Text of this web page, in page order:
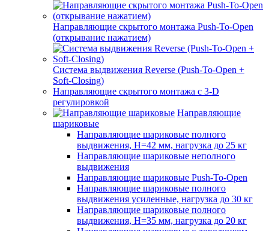
Направляющие скрытого монтажа Push-To-Open
(открывание нажатием)
Система выдвижения Reverse (Push-To-Open +
Soft-Closing)
Направляющие скрытого монтажа с 3-D
регулировкой
Направляющие
шариковые
Направляющие шариковые полного
выдвижения, H=42 мм, нагрузка до 25 кг
Направляющие шариковые неполного
выдвижения
Направляющие шариковые Push-To-Open
Направляющие шариковые полного
выдвижения усиленные, нагрузка до 30 кг
Направляющие шариковые полного
выдвижения, H=35 мм, нагрузка до 20 кг